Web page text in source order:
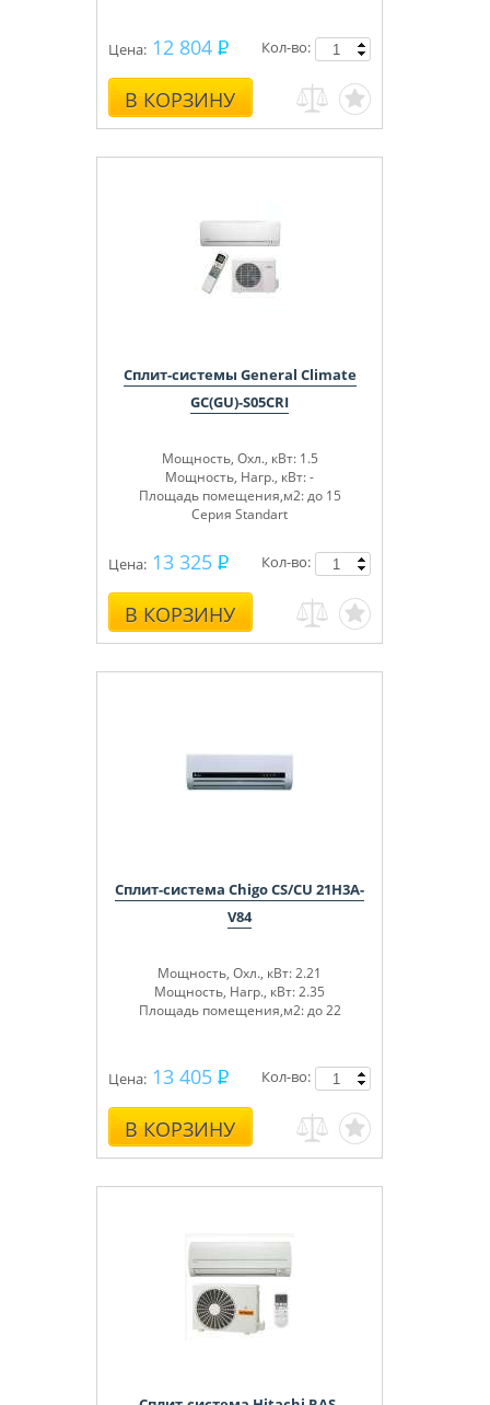
Цена: 12 804
В КОРЗИНУ
Кол-во:
Сплит-системы General Climate
GC(GU)-S05CRI
Мощность, Охл., кВт: 1.5
Мощность, Нагр., кВт: -
Площадь помещения,м2: до 15
Серия Standart
Цена: 13 325
В КОРЗИНУ
Кол-во:
Сплит-система Chigo CS/CU 21H3A-
V84
Мощность, Охл., кВт: 2.21
Мощность, Нагр., кВт: 2.35
Площадь помещения,м2: до 22
Цена: 13 405
В КОРЗИНУ
Кол-во: